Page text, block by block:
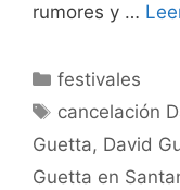
rumores y …
Categorías
festivales
Etiquetas
cancelación
Guetta, David
Guetta en